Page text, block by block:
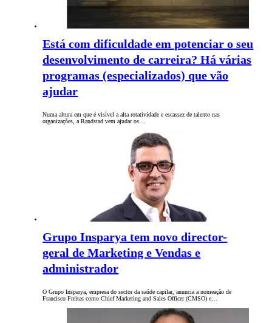
Está com dificuldade em potenciar o seu
desenvolvimento de carreira? Há várias
programas (especializados) que vão
ajudar
Numa altura em que é visível a alta rotatividade e escassez de talento nas
organizações, a Randstad vem ajudar os…
Grupo Insparya tem novo director-
geral de Marketing e Vendas e
administrador
O Grupo Insparya, empresa do sector da saúde capilar, anuncia a nomeação de
Francisco Freitas como Chief Marketing and Sales Officer (CMSO) e…